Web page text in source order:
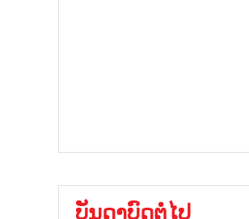
ບັນດາບົດຕໍ່ໄປ